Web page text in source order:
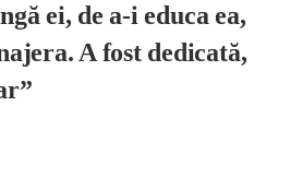
ei, de a-i educa ea,
A fost dedicată,